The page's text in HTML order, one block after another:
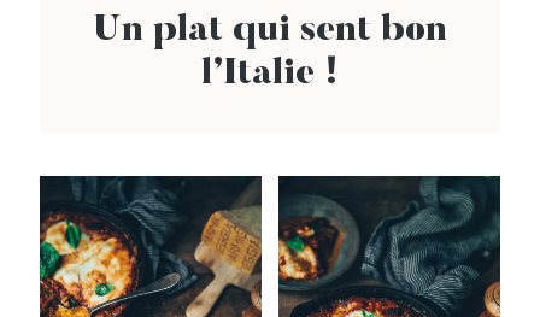
Un plat qui sent bon
l’Italie !